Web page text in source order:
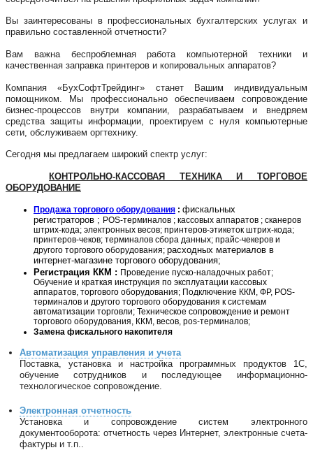
Вы заинтересованы в профессиональных бухгалтерских услугах и
правильно составленной отчетности?
Вам важна беспроблемная работа компьютерной техники и
качественная заправка принтеров и копировальных аппаратов?
Компания «БухСофтТрейдинг» станет Вашим индивидуальным
помощником. Мы профессионально обеспечиваем сопровождение
бизнес-процессов внутри компании, разрабатываем и внедряем
средства защиты информации, проектируем с нуля компьютерные
сети, обслуживаем оргтехнику.
Сегодня мы предлагаем широкий спектр услуг:
КОНТРОЛЬНО-КАССОВАЯ ТЕХНИКА И ТОРГОВОЕ
ОБОРУДОВАНИЕ
Продажа торгового оборудования : фискальных
регистраторов ; POS-терминалов ; кассовых аппаратов ; сканеров
штрих-кода; электронных весов; принтеров-этикеток штрих-кода;
принтеров-чеков; терминалов сбора данных; прайс-чекеров и
другого торгового оборудования; расходных материалов в
интернет-магазине торгового оборудования;
Регистрация ККМ : Проведение пуско-наладочных работ;
Обучение и краткая инструкция по эксплуатации кассовых
аппаратов, торгового оборудования; Подключение ККМ, ФР, POS-
терминалов и другого торгового оборудования к системам
автоматизации торговли; Техническое сопровождение и ремонт
торгового оборудования, ККМ, весов, pos-терминалов;
Замена фискального накопителя
Автоматизация управления и учета
Поставка, установка и настройка программных продуктов 1С,
обучение сотрудников и последующее информационно-
технологическое сопровождение.
Электронная отчетность
Установка и сопровождение систем электронного
документооборота: отчетность через Интернет, электронные счета-
фактуры и т.п..